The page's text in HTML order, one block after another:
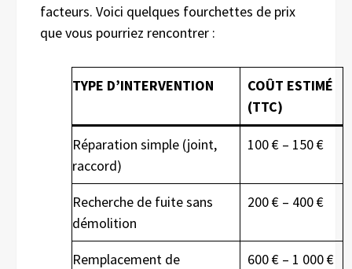
facteurs. Voici quelques fourchettes de prix
que vous pourriez rencontrer :
TYPE D’INTERVENTION
COÛT ESTIMÉ
(TTC)
Réparation simple (joint,
raccord)
100 € – 150 €
Recherche de fuite sans
démolition
200 € – 400 €
Remplacement de
600 € – 1 000 €